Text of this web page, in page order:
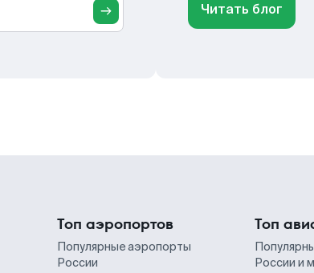
Читать блог
Топ аэропортов
Популярные аэропорты
России
Топ
России и